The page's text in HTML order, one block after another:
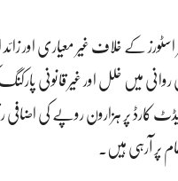
کے خلاف غیر معیاری اور زائد
میں خلل اور غیر قانونی
پر ہزارون روپے کی اضافی
پر آرہی ہیں۔